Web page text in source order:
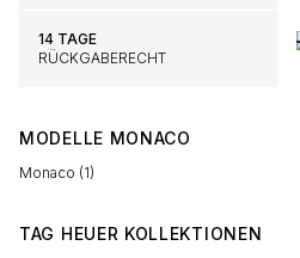
14 TAGE
RÜCKGABERECHT
MODELLE MONACO
Monaco (1)
TAG HEUER KOLLEKTIONEN